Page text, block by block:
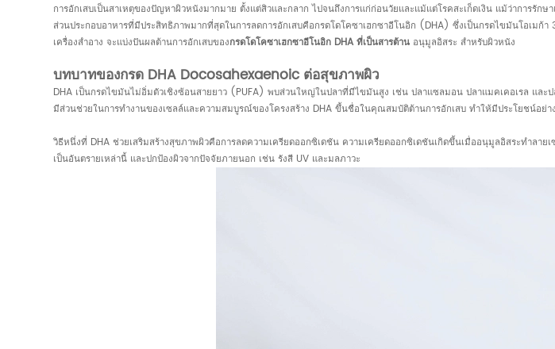
การอักเสบเป็นสาเหตุของปัญหาผิวหนังมากมาย ตั้งแต่สิวและกลาก ไปจนถึงการแก่ก่อนวัยและแม้แต่โรคสะเก็ดเงิน แม้ว่าการ
ส่วนประกอบอาหารที่มีประสิทธิภาพมากที่สุดในการลดการอักเสบคือกรดโดโคซาเฮกซาอีโนอิก (DHA) ซึ่งเป็นกรดไขมันโอเม
เครื่องสำอาง จะแบ่งปันผลต้านการอักเสบของกรดโดโคซาเฮกซาอีโนอิก DHA ที่เป็นสารต้าน อนุมูลอิสระ สำหรับผิวหนัง
บทบาทของกรด DHA Docosahexaenoic ต่อสุขภาพผิว
DHA เป็นกรดไขมันไม่อิ่มตัวเชิงซ้อนสายยาว (PUFA) พบส่วนใหญ่ในปลาที่มีไขมันสูง เช่น ปลาแซลมอน ปลาแมคเคอเรล และ
มีส่วนช่วยในการทำงานของเซลล์และความสมบูรณ์ของโครงสร้าง DHA ขึ้นชื่อในคุณสมบัติต้านการอักเสบ ทำให้มีประโยชน์อย่า
วิธีหนึ่งที่ DHA ช่วยเสริมสร้างสุขภาพผิวคือการลดความเครียดออกซิเดชัน ความเครียดออกซิเดชันเกิดขึ้นเมื่ออนุมูลอิสระทำล
เป็นอันตรายเหล่านี้ และปกป้องผิวจากปัจจัยภายนอก เช่น รังสี UV และมลภาวะ